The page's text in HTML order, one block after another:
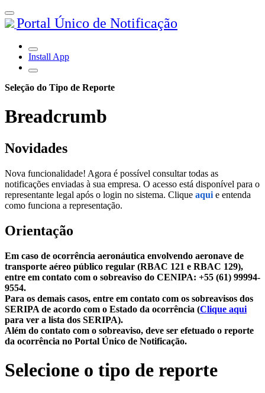
Portal Único de Notificação
Install App
Seleção do Tipo de Reporte
Breadcrumb
Novidades
Nova funcionalidade! Agora é possível consultar todas as
notificações enviadas à sua empresa. O acesso está disponível para o
representante legal após o login no sistema. Clique aqui e entenda
como funciona a representação.
Orientação
Em caso de ocorrência aeronáutica envolvendo aeronave de
transporte aéreo público regular (RBAC 121 e RBAC 129),
entre em contato com o sobreaviso do CENIPA: +55 (61) 99994-
9554.
Para os demais casos, entre em contato com os sobreavisos dos
SERIPA de acordo com o Estado da ocorrência (Clique aqui
para ver a lista dos SERIPA).
Além do contato com o sobreaviso, deve ser efetuado o reporte
da ocorrência no Portal Único de Notificação.
Selecione o tipo de reporte